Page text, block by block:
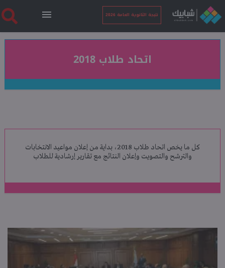
نتيجة الثانوية العامة 2026
الرئيسية
نتيجة الثانوية العامة 2026
فنجان قهوة
بوابة الطلبة
منوعات
اتحاد طلاب 2018
كل ما يخص اتحاد طلاب 2018، بداية من إعلان مواعيد الانتخابات
والترشح والتصويت وإعلان النتائج مع تقارير إرشادية للطلاب